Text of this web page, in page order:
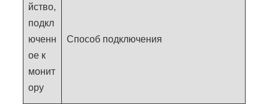
йство,
подкл
юченн
ое к
монит
ору
Способ подключения